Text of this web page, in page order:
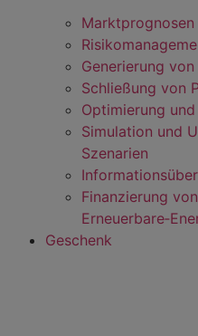
Marktprognosen
Generierung
Schließung von
Optimierung und
Simulation und
Szenarien
Finanzierung von
Geschenk